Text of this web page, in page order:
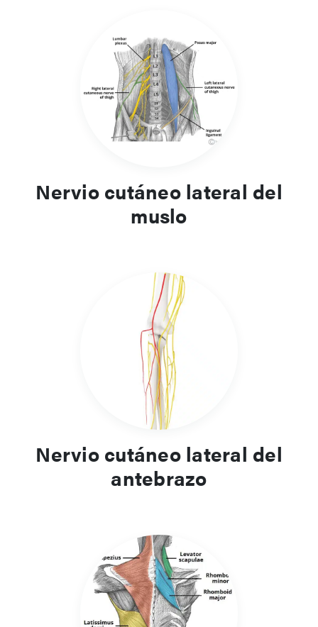
Nervio cutáneo lateral del
muslo
Nervio cutáneo lateral del
antebrazo